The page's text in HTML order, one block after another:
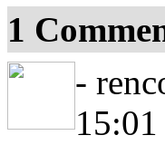
1
-
15:01